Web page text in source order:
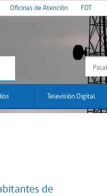
Oficinas de Atención FDT
Televisión Digital
de